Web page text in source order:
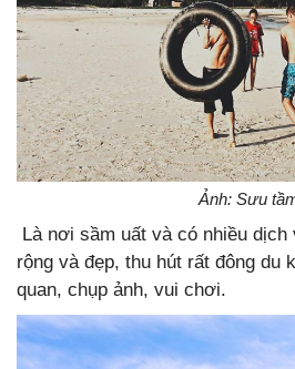
Ảnh: Sưu
Là nơi sầm uất và có nhiều dịch
rộng và đẹp, thu hút rất đông du
quan, chụp ảnh, vui chơi.